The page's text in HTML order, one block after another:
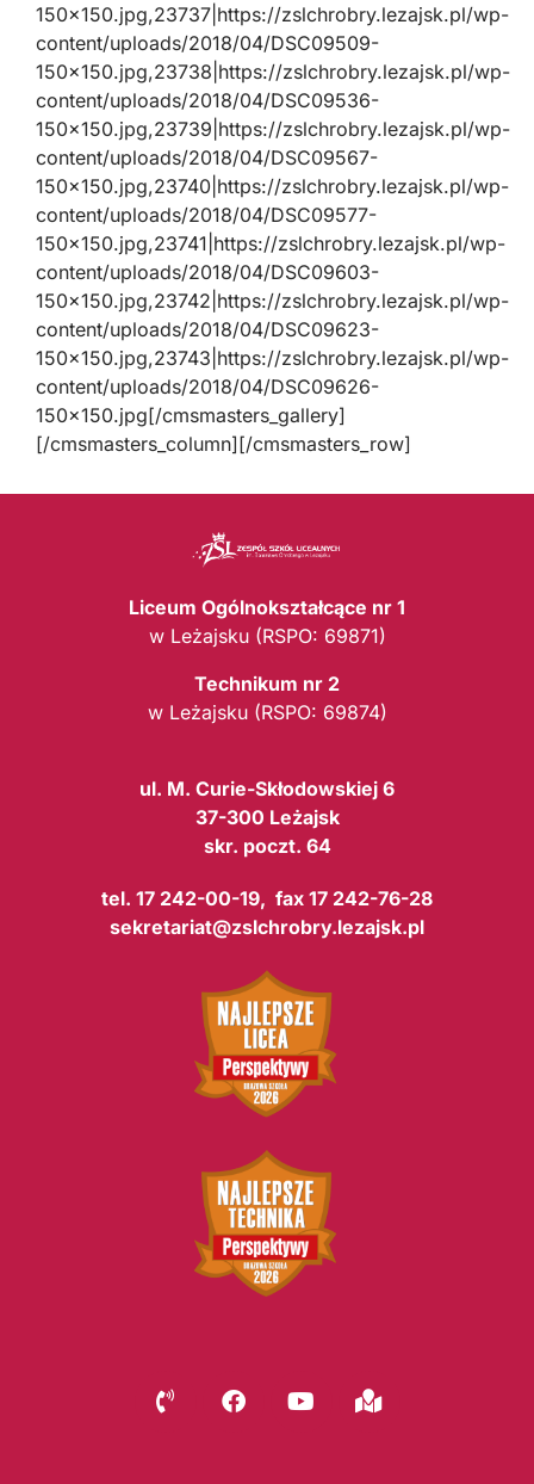
150×150.jpg,23737|https://zslchrobry.lezajsk.pl/wp-
content/uploads/2018/04/DSC09509-
150×150.jpg,23738|https://zslchrobry.lezajsk.pl/wp-
content/uploads/2018/04/DSC09536-
150×150.jpg,23739|https://zslchrobry.lezajsk.pl/wp-
content/uploads/2018/04/DSC09567-
150×150.jpg,23740|https://zslchrobry.lezajsk.pl/wp-
content/uploads/2018/04/DSC09577-
150×150.jpg,23741|https://zslchrobry.lezajsk.pl/wp-
content/uploads/2018/04/DSC09603-
150×150.jpg,23742|https://zslchrobry.lezajsk.pl/wp-
content/uploads/2018/04/DSC09623-
150×150.jpg,23743|https://zslchrobry.lezajsk.pl/wp-
content/uploads/2018/04/DSC09626-
150×150.jpg[/cmsmasters_gallery]
[/cmsmasters_column][/cmsmasters_row]
Liceum Ogólnokształcące nr 1
w Leżajsku (RSPO: 69871)
Technikum nr 2
w Leżajsku (RSPO: 69874)
ul. M. Curie-Skłodowskiej 6
37-300 Leżajsk
skr. poczt. 64
tel. 17 242-00-19, fax 17 242-76-28
sekretariat@zslchrobry.lezajsk.pl